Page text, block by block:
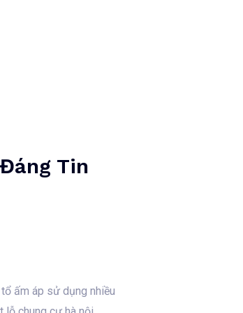
Tin
ấm áp sử dụng nhiều